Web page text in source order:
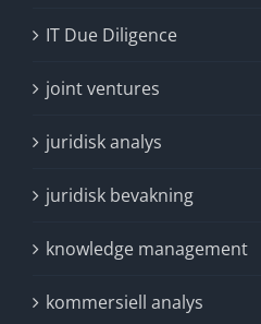
IT Due Diligence
joint ventures
juridisk analys
juridisk bevakning
knowledge management
kommersiell analys